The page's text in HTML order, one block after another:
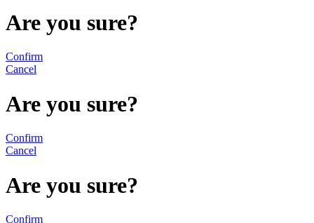
Are you sure?
Confirm
Cancel
Are you sure?
Confirm
Cancel
Are you sure?
Confirm